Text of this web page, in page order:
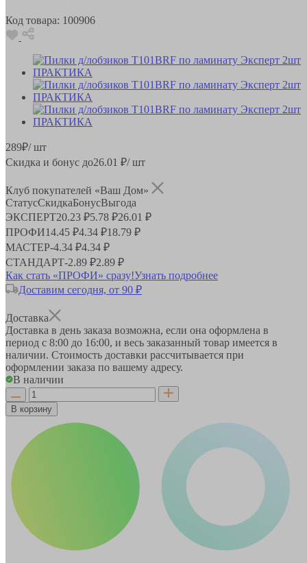
Код товара: 100906
289₽/ шт
Скидка и бонус до26.01 ₽/ шт
Клуб покупателей «Ваш Дом»
СтатусСкидкаБонусВыгода
ЭКСПЕРТ20.23 ₽5.78 ₽26.01 ₽
ПРОФИ14.45 ₽4.34 ₽18.79 ₽
МАСТЕР-4.34 ₽4.34 ₽
СТАНДАРТ-2.89 ₽2.89 ₽
Как стать «ПРОФИ» сразу!Узнать подробнее
Доставим сегодня, от 90 ₽
Доставка
Доставка в день заказа возможна, если она оформлена в
период с 8:00 до 16:00, и весь заказанный товар имеется в
наличии. Стоимость доставки рассчитывается при
оформлении заказа по вашему адресу.
В наличии
В корзину